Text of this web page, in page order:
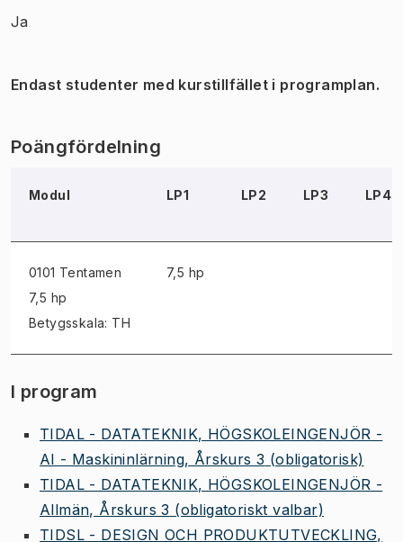
Ja
Endast studenter med kurstillfället i programplan.
Poängfördelning
Modul LP1 LP2 LP3 LP4
0101 Tentamen
7,5 hp
Betygsskala: TH
7,5 hp
I program
TIDAL - DATATEKNIK, HÖGSKOLEINGENJÖR -
AI - Maskininlärning, Årskurs 3 (obligatorisk)
TIDAL - DATATEKNIK, HÖGSKOLEINGENJÖR -
Allmän, Årskurs 3 (obligatoriskt valbar)
TIDSL - DESIGN OCH PRODUKTUTVECKLING,